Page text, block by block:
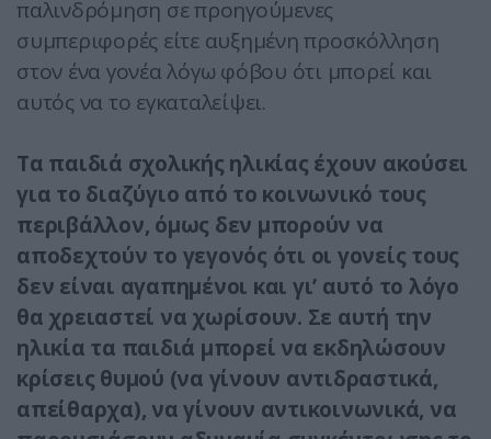
παλινδρόμηση σε προηγούμενες
συμπεριφορές είτε αυξημένη προσκόλληση
στον ένα γονέα λόγω φόβου ότι μπορεί και
αυτός να το εγκαταλείψει.
Τα παιδιά σχολικής ηλικίας έχουν ακούσει
για το διαζύγιο από το κοινωνικό τους
περιβάλλον, όμως δεν μπορούν να
αποδεχτούν το γεγονός ότι οι γονείς τους
δεν είναι αγαπημένοι και γι’ αυτό το λόγο
θα χρειαστεί να χωρίσουν. Σε αυτή την
ηλικία τα παιδιά μπορεί να εκδηλώσουν
κρίσεις θυμού (να γίνουν αντιδραστικά,
απείθαρχα), να γίνουν αντικοινωνικά, να